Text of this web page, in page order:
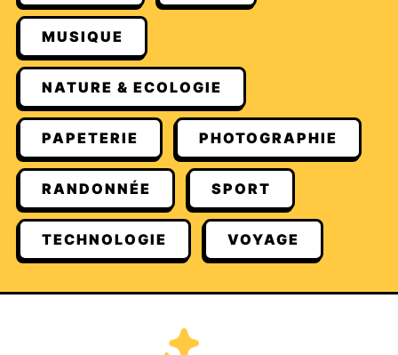
MUSIQUE
NATURE & ECOLOGIE
PAPETERIE PHOTOGRAPHIE
RANDONNÉE SPORT
TECHNOLOGIE VOYAGE